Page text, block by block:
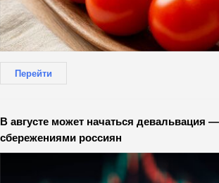
Перейти
В августе может начаться девальвация
сбережениями россиян